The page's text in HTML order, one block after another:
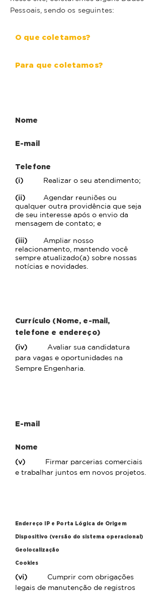
Pessoais, sendo os seguintes:
O que coletamos?
Para que coletamos?
Nome
E-mail
Telefone
(i) Realizar o seu atendimento;
(ii) Agendar reuniões ou
qualquer outra providência que seja
de seu interesse após o envio da
mensagem de contato; e
(iii) Ampliar nosso
relacionamento, mantendo você
sempre atualizado(a) sobre nossas
notícias e novidades.
Currículo (Nome, e-mail,
telefone e endereço)
(iv) Avaliar sua candidatura
para vagas e oportunidades na
Sempre Engenharia.
E-mail
Nome
(v) Firmar parcerias comerciais
e trabalhar juntos em novos projetos.
Endereço IP e Porta Lógica de Origem
Dispositivo (versão do sistema operacional)
Geolocalização
Cookies
(vi) Cumprir com obrigações
legais de manutenção de registros